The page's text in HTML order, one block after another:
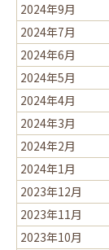
2024年9月
2024年7月
2024年6月
2024年5月
2024年4月
2024年3月
2024年2月
2024年1月
2023年12月
2023年11月
2023年10月